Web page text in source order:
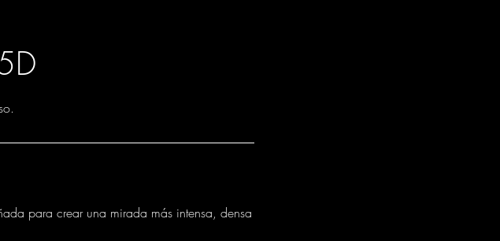
para crear una mirada más intensa, densa